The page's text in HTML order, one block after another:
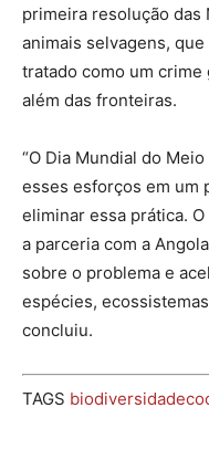
primeira resolução das
animais selvagens,
tratado como um crime
além das fronteiras.
“O Dia Mundial do
esses esforços em um
eliminar essa prática.
a parceria com a
sobre o problema e
espécies,
concluiu.
TAGS biodiversidade